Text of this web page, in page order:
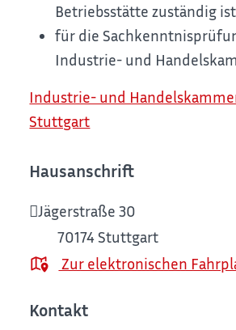
Betriebsstätte zuständig ist
für die
Industrie- und
Industrie- und
Stuttgart
Hausanschrift
Jägerstraße 30
70174 Stuttgart
Zur elektronischen
Kontakt